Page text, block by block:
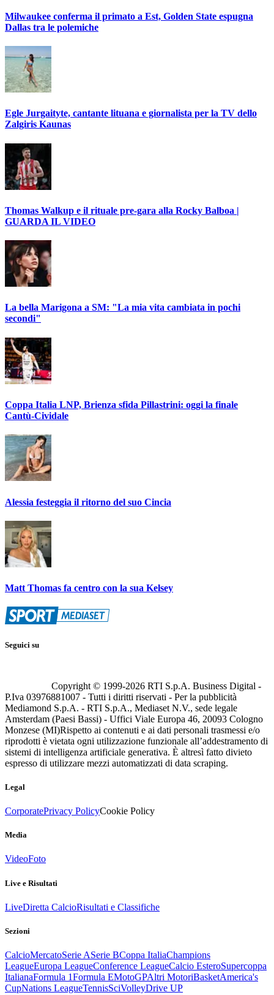
Milwaukee conferma il primato a Est, Golden State espugna
Dallas tra le polemiche
Egle Jurgaityte, cantante lituana e giornalista per la TV dello
Zalgiris Kaunas
Thomas Walkup e il rituale pre-gara alla Rocky Balboa |
GUARDA IL VIDEO
La bella Marigona a SM: "La mia vita cambiata in pochi
secondi"
Coppa Italia LNP, Brienza sfida Pillastrini: oggi la finale
Cantù-Cividale
Alessia festeggia il ritorno del suo Cincia
Matt Thomas fa centro con la sua Kelsey
Seguici su
Copyright © 1999-2026 RTI S.p.A. Business Digital -
P.Iva 03976881007 - Tutti i diritti riservati - Per la pubblicità
Mediamond S.p.A. - RTI S.p.A., Mediaset N.V., sede legale
Amsterdam (Paesi Bassi) - Uffici Viale Europa 46, 20093 Cologno
Monzese (MI)Rispetto ai contenuti e ai dati personali trasmessi e/o
riprodotti è vietata ogni utilizzazione funzionale all’addestramento di
sistemi di intelligenza artificiale generativa. È altresì fatto divieto
espresso di utilizzare mezzi automatizzati di data scraping.
Legal
CorporatePrivacy PolicyCookie Policy
Media
VideoFoto
Live e Risultati
LiveDiretta CalcioRisultati e Classifiche
Sezioni
CalcioMercatoSerie ASerie BCoppa ItaliaChampions
LeagueEuropa LeagueConference LeagueCalcio EsteroSupercoppa
ItalianaFormula 1Formula EMotoGPAltri MotoriBasketAmerica's
CupNations LeagueTennisSciVolleyDrive UP